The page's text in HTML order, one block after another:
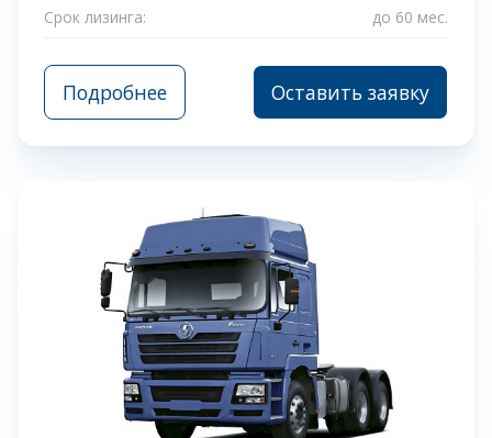
Срок лизинга:
до 60 мес.
Подробнее Оставить заявку